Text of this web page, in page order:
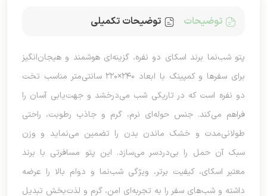
توضیحات توضیحات تکمیلی
پتو شب‌نما برند اسکای دو نفره، گزینه‌ای هوشمند و هیجان‌انگیز
برای سفرها و کمپینگ با ابعاد ۲۴۰×۲۲۰ سانتی‌متر مناسب تخت
دو نفره است که در تاریکی شب می‌درخشد و جهت‌یابی آسان را
فراهم می‌کند. جنس حوله‌ای نرم، گرم و جاذب رطوبت، راحتی
طولانی‌مدت و خشک ماندن بدن را تضمین می‌نماید و وزن
سبک آن حمل را بی‌دردسر می‌سازد. این پتو مسافرتی با برند
معتبر اسکای، کیفیت برتر، ویژگی شب‌نما و دوام بالا را عرضه
داشته و شب‌های سفر را به تجربه‌ای امن، گرم و لذت‌بخش تبدیل